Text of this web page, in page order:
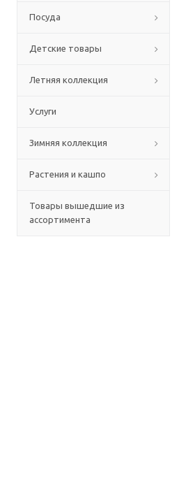
Посуда
Детские товары
Летняя коллекция
Услуги
Зимняя коллекция
Растения и кашпо
Товары вышедшие из
ассортимента